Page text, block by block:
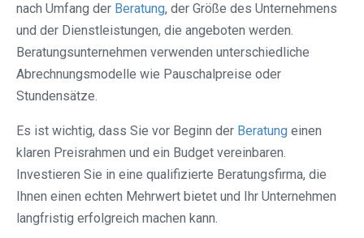
nach Umfang der Beratung, der Größe des Unternehmens
und der Dienstleistungen, die angeboten werden.
Beratungsunternehmen verwenden unterschiedliche
Abrechnungsmodelle wie Pauschalpreise oder
Stundensätze.
Es ist wichtig, dass Sie vor Beginn der Beratung einen
klaren Preisrahmen und ein Budget vereinbaren.
Investieren Sie in eine qualifizierte Beratungsfirma, die
Ihnen einen echten Mehrwert bietet und Ihr Unternehmen
langfristig erfolgreich machen kann.